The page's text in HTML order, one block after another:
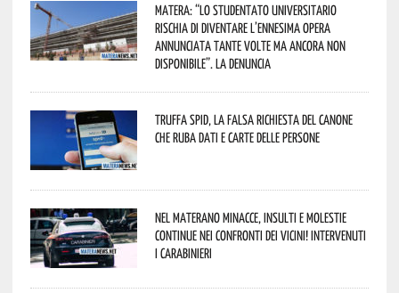
Matera: “Lo studentato universitario
rischia di diventare l’ennesima opera
annunciata tante volte ma ancora non
disponibile”. La denuncia
Truffa Spid, la falsa richiesta del canone
che ruba dati e carte delle persone
Nel materano minacce, insulti e molestie
continue nei confronti dei vicini! Intervenuti
i Carabinieri